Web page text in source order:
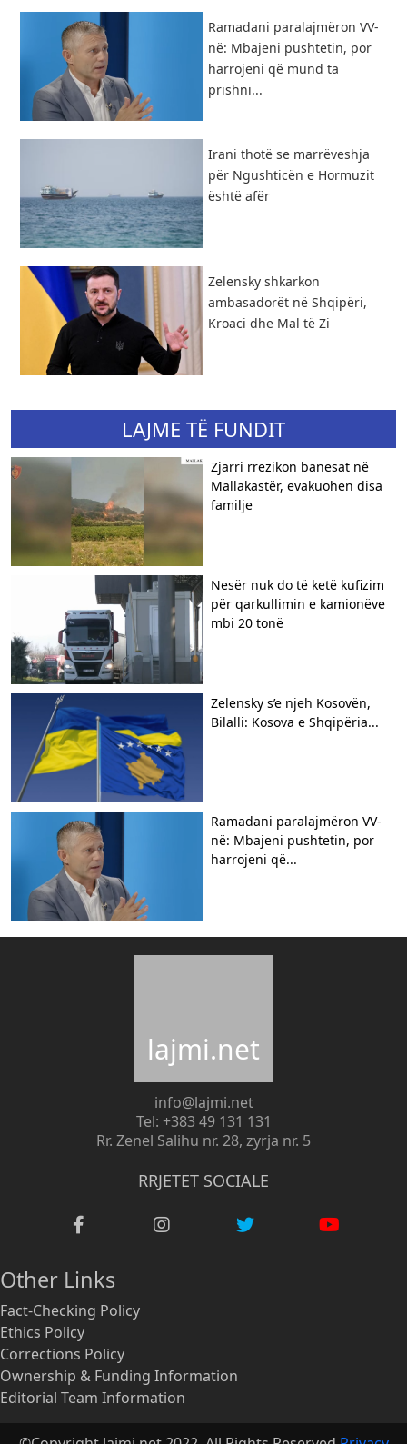
Ramadani paralajmëron VV-
në: Mbajeni pushtetin, por
harrojeni që mund ta
prishni...
Irani thotë se marrëveshja
për Ngushticën e Hormuzit
është afër
Zelensky shkarkon
ambasadorët në Shqipëri,
Kroaci dhe Mal të Zi
LAJME TË FUNDIT
Zjarri rrezikon banesat në
Mallakastër, evakuohen disa
familje
Nesër nuk do të ketë kufizim
për qarkullimin e kamionëve
mbi 20 tonë
Zelensky s’e njeh Kosovën,
Bilalli: Kosova e Shqipëria...
Ramadani paralajmëron VV-
në: Mbajeni pushtetin, por
harrojeni që...
lajmi.net
info@lajmi.net
Tel: +383 49 131 131
Rr. Zenel Salihu nr. 28, zyrja nr. 5
RRJETET SOCIALE
Other Links
Fact-Checking Policy
Ethics Policy
Corrections Policy
Ownership & Funding Information
Editorial Team Information